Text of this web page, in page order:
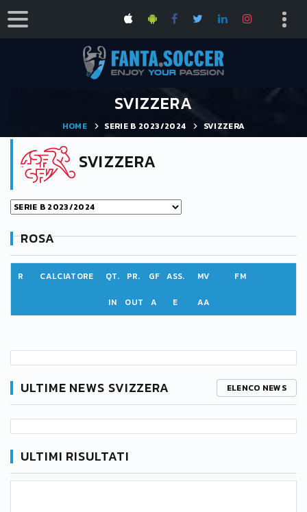
SVIZZERA
HOME SERIE B 2023/2024 SVIZZERA
SVIZZERA
ROSA
R CALCIATORE QT. PR. GF ASS. MV FM
IN OUT A E AA
ULTIME NEWS SVIZZERA ELENCO NEWS
ULTIMI RISULTATI